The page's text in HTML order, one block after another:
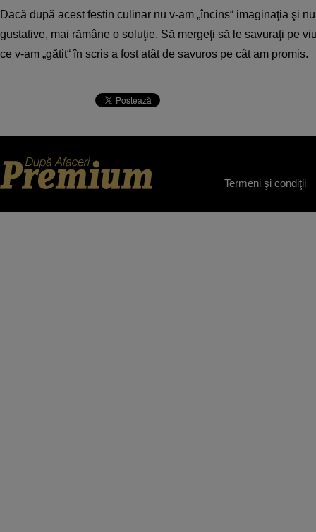
Dacă după acest festin culinar nu v-am „încins“ imaginaţia şi
gustative, mai rămâne o soluţie. Să mergeţi să le savuraţi pe
ce v-am „gătit“ în scris a fost atât de savuros pe cât am promis.
Termeni şi condiţii